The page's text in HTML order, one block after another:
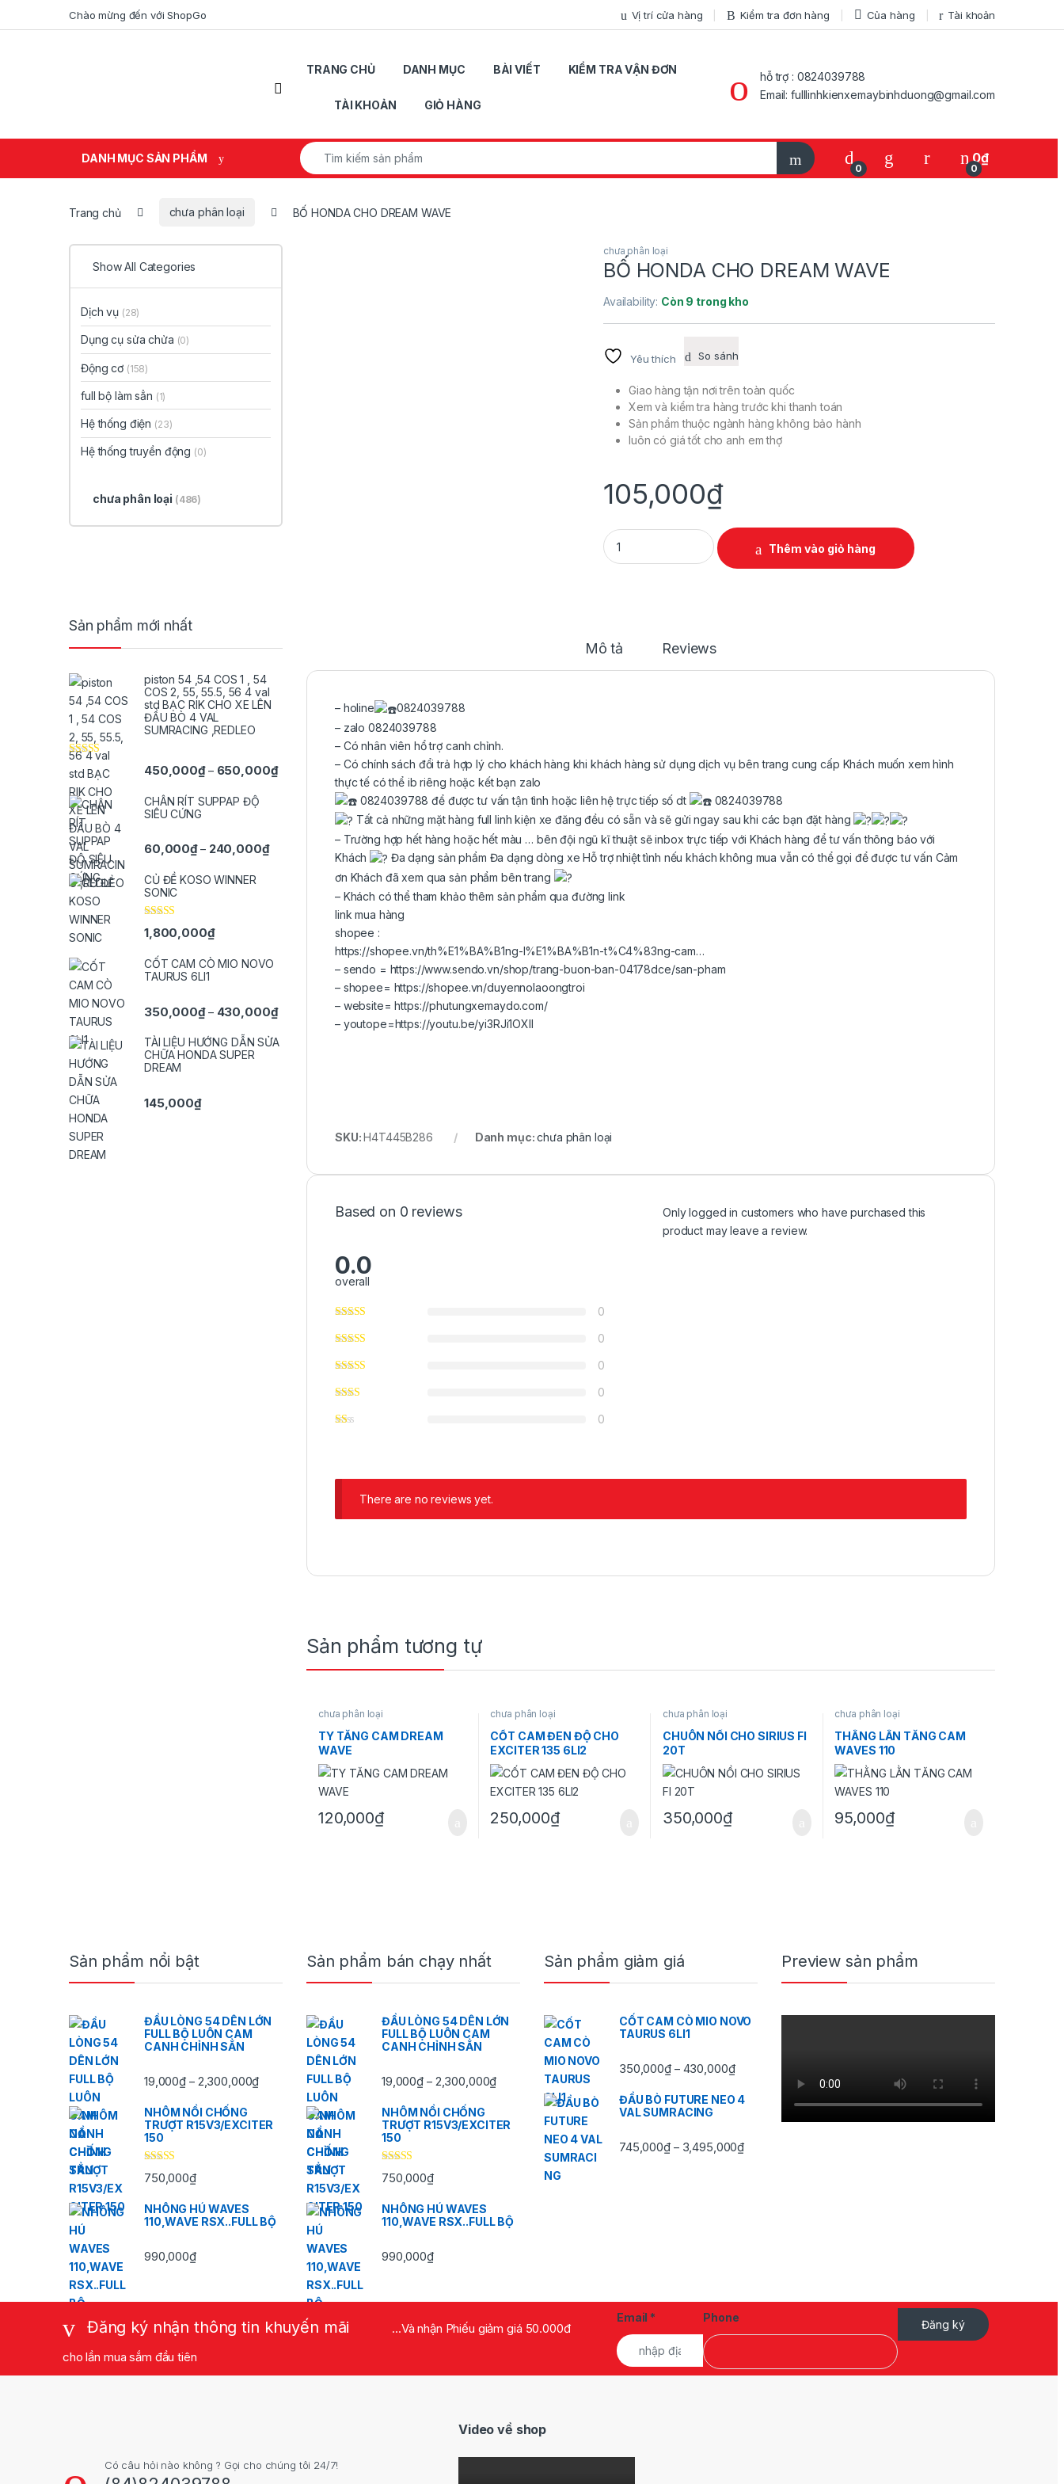
Skip to navigationChào mừng đến với ShopGo Vị trí cửa hàng Kiểm tra đơn hàng Của hàng Tài khoản
Open
TRANG CHỦ DANH MỤC BÀI VIẾT KIỂM TRA VẬN ĐƠN
TÀI KHOẢN GIỎ HÀNG
hỗ trợ : 0824039788
Email: fulllinhkienxemaybinhduong@gmail.com
DANH MỤC SẢN PHẨM
Search for:
0
My Account
0
0₫
Trang chủ chưa phân loại BỐ HONDA CHO DREAM WAVE
chưa phân loại
BỐ HONDA CHO DREAM WAVE
Availability: Còn 9 trong kho
Yêu thích So sánh
Giao hàng tận nơi trên toàn quốc
Xem và kiểm tra hàng trước khi thanh toán
Sản phẩm thuộc ngành hàng không bảo hành
luôn có giá tốt cho anh em thợ
105,000₫
BỐ HONDA CHO DREAM WAVE quantity
Thêm vào giỏ hàng
Mô tả Reviews
– holine
0824039788
– zalo 0824039788
– Có nhân viên hổ trợ canh chỉnh.
– Có chính sách đổi trả hợp lý cho khách hàng khi khách hàng sử dụng dịch vụ bên trang cung cấp Khách muốn xem hình
thực tế có thể ib riêng hoặc kết bạn zalo
0824039788 để được tư vấn tận tình hoặc liên hệ trực tiếp số dt
0824039788
Tất cả những mặt hàng full linh kiện xe đăng đều có sẵn và sẽ gửi ngay sau khi các bạn đặt hàng
– Trường hợp hết hàng hoặc hết màu … bên đội ngũ kĩ thuật sẽ inbox trực tiếp với Khách hàng để tư vấn thông báo với
Khách
Đa dạng sản phẩm Đa dạng dòng xe Hỗ trợ nhiệt tình nếu khách không mua vẫn có thể gọi để được tư vấn Cảm
ơn Khách đã xem qua sản phẩm bên trang
– Khách có thể tham khảo thêm sản phẩm qua đường link
link mua hàng
shopee :
https://shopee.vn/th%E1%BA%B1ng-l%E1%BA%B1n-t%C4%83ng-cam…
– sendo = https://www.sendo.vn/shop/trang-buon-ban-04178dce/san-pham
– shopee= https://shopee.vn/duyennolaoongtroi
– website=https://phutungxemaydo.com/
– youtope=https://youtu.be/yi3RJi1OXII
SKU:H4T445B286 Danh mục:chưa phân loại
Based on 0 reviews
0.0
overall
0
0
0
0
0
Only logged in customers who have purchased this
product may leave a review.
There are no reviews yet.
Sản phẩm tương tự
chưa phân loại
TY TĂNG CAM DREAM
WAVE
120,000₫
chưa phân loại
CỐT CAM ĐEN ĐỘ CHO
EXCITER 135 6LI2
250,000₫
chưa phân loại
CHUÔN NỒI CHO SIRIUS FI
20T
350,000₫
chưa phân loại
THẰNG LẰN TĂNG CAM
WAVES 110
95,000₫
Show All Categories
Dịch vụ (28)
Dụng cụ sửa chửa (0)
Động cơ (158)
full bộ làm sẳn (1)
Hệ thống điện (23)
Hệ thống truyền động (0)
chưa phân loại (486)
Sản phẩm mới nhất
piston 54 ,54 COS 1 , 54
COS 2, 55, 55.5, 56 4 val
std BẠC RIK CHO XE LÊN
ĐẦU BÒ 4 VAL
SUMRACING ,REDLEO
hạng5.00
sao
450,000₫ – 650,000₫Khoảng giá: từ 450,000₫ đến 650,000₫
CHÂN RÍT SUPPAP ĐỘ
SIÊU CỨNG
60,000₫ – 240,000₫Khoảng giá: từ 60,000₫ đến 240,000₫
CỦ ĐỀ KOSO WINNER
SONIC
Được xếp
hạng5.005
1,800,000₫
CỐT CAM CÒ MIO NOVO
TAURUS 6LI1
350,000₫ – 430,000₫Khoảng giá: từ 350,000₫ đến 430,000₫
TÀI LIỆU HƯỚNG DẪN SỬA
CHỮA HONDA SUPER
DREAM
145,000₫
Brands Carousel
Sản phẩm nổi bật
ĐẦU LÒNG 54 DÊN LỚN
FULL BỘ LUÔN CAM
CANH CHỈNH SẲN
19,000₫ – 2,300,000₫Khoảng giá: từ 19,000₫ đến 2,300,000₫
NHÔM NỒI CHỐNG
TRƯỢT R15V3/EXCITER
150
Được xếp
hạng5.005
750,000₫
NHÔNG HÚ WAVES
110,WAVE RSX..FULL BỘ
990,000₫
Sản phẩm bán chạy nhất
ĐẦU LÒNG 54 DÊN LỚN
FULL BỘ LUÔN CAM
CANH CHỈNH SẲN
19,000₫ – 2,300,000₫Khoảng giá: từ 19,000₫ đến 2,300,000₫
NHÔM NỒI CHỐNG
TRƯỢT R15V3/EXCITER
150
Được xếp
hạng5.005
750,000₫
NHÔNG HÚ WAVES
110,WAVE RSX..FULL BỘ
990,000₫
Sản phẩm giảm giá
CỐT CAM CÒ MIO NOVO
TAURUS 6LI1
350,000₫ – 430,000₫Khoảng giá: từ 350,000₫ đến 430,000₫
ĐẦU BÒ FUTURE NEO 4
VAL SUMRACING
745,000₫ – 3,495,000₫Khoảng giá: từ 745,000₫ đến 3,495,000₫
Preview sản phẩm
Đăng ký nhận thông tin khuyến mãi
...Và nhận Phiếu giảm giá 50.000đ
cho lần mua sắm đầu tiên
Email * Phone
Đăng ký
Có câu hỏi nào không ? Gọi cho chúng tôi 24/7!
Video về shop